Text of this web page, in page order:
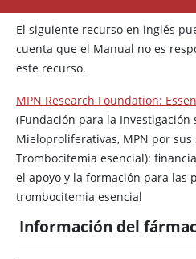
El siguiente recurso en inglés
cuenta que el Manual no es
este recurso.
MPN Research Foundation:
(Fundación para la Investigación
Mieloproliferativas, MPN por sus
Trombocitemia esencial):
el apoyo y la formación para las
trombocitemia esencial
Información del